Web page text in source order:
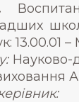
13.00.01 –
Науково-